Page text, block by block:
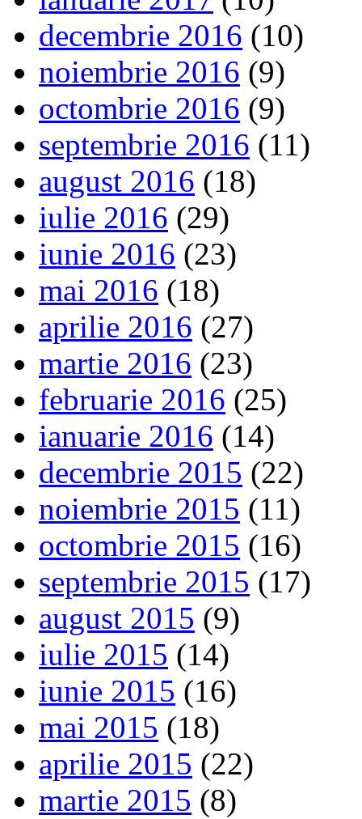
decembrie 2016 (10)
noiembrie 2016 (9)
octombrie 2016 (9)
septembrie 2016 (11)
august 2016 (18)
iulie 2016 (29)
iunie 2016 (23)
mai 2016 (18)
aprilie 2016 (27)
martie 2016 (23)
februarie 2016 (25)
ianuarie 2016 (14)
decembrie 2015 (22)
noiembrie 2015 (11)
octombrie 2015 (16)
septembrie 2015 (17)
august 2015 (9)
iulie 2015 (14)
iunie 2015 (16)
mai 2015 (18)
aprilie 2015 (22)
martie 2015 (8)